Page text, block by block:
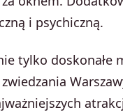
i psychiczną.
tylko doskonałe